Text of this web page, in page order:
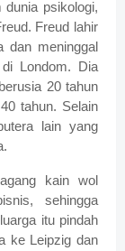
psikologi,
Freud lahir
dan meninggal
Londom. Dia
20 tahun
tahun. Selain
lain yang
kain wol
sehingga
itu pindah
ke Leipzig dan